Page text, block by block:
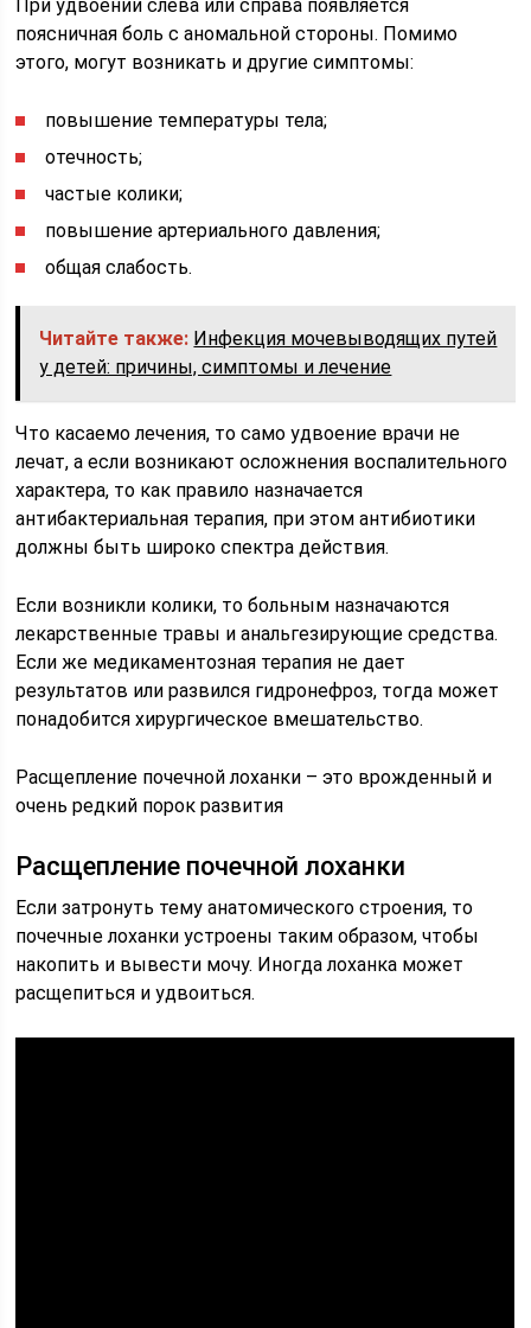
При удвоении слева или справа появляется
поясничная боль с аномальной стороны. Помимо
этого, могут возникать и другие симптомы:
повышение температуры тела;
отечность;
частые колики;
повышение артериального давления;
общая слабость.
Читайте также: Инфекция мочевыводящих путей
у детей: причины, симптомы и лечение
Что касаемо лечения, то само удвоение врачи не
лечат, а если возникают осложнения воспалительного
характера, то как правило назначается
антибактериальная терапия, при этом антибиотики
должны быть широко спектра действия.
Если возникли колики, то больным назначаются
лекарственные травы и анальгезирующие средства.
Если же медикаментозная терапия не дает
результатов или развился гидронефроз, тогда может
понадобится хирургическое вмешательство.
Расщепление почечной лоханки – это врожденный и
очень редкий порок развития
Расщепление почечной лоханки
Если затронуть тему анатомического строения, то
почечные лоханки устроены таким образом, чтобы
накопить и вывести мочу. Иногда лоханка может
расщепиться и удвоиться.